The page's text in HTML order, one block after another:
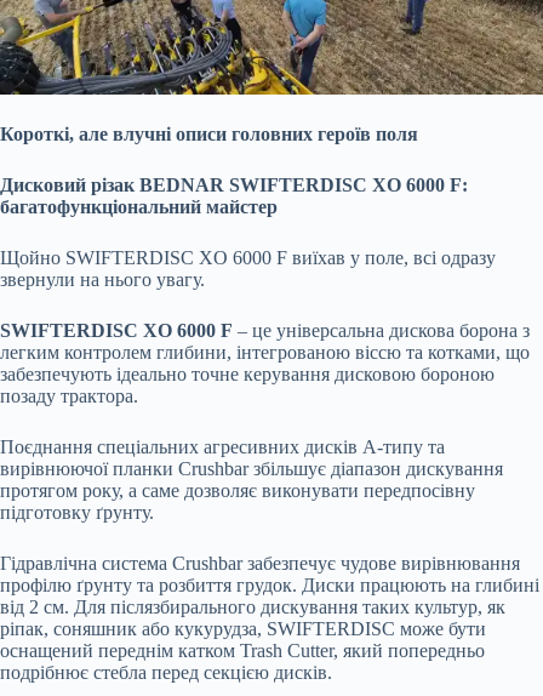
Короткі, але влучні описи головних героїв поля
Дисковий різак BEDNAR SWIFTERDISC XO 6000 F:
багатофункціональний майстер
Щойно SWIFTERDISC XO 6000 F виїхав у поле, всі одразу
звернули на нього увагу.
SWIFTERDISC XO 6000 F – це універсальна дискова борона з
легким контролем глибини, інтегрованою віссю та котками, що
забезпечують ідеально точне керування дисковою бороною
позаду трактора.
Поєднання спеціальних агресивних дисків A-типу та
вирівнюючої планки Crushbar збільшує діапазон дискування
протягом року, а саме дозволяє виконувати передпосівну
підготовку ґрунту.
Гідравлічна система Crushbar забезпечує чудове вирівнювання
профілю ґрунту та розбиття грудок. Диски працюють на глибині
від 2 см. Для післязбирального дискування таких культур, як
ріпак, соняшник або кукурудза, SWIFTERDISC може бути
оснащений переднім катком Trash Cutter, який попередньо
подрібнює стебла перед секцією дисків.